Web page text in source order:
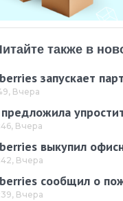
также в
запускает
Вчера
Вчера
выкупил
Вчера
сообщил о
Вчера